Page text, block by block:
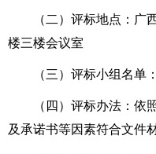
（二）评标地点：广
楼三楼会议室
（三）评标小组名单
（四）评标办法：依
及承诺书等因素符合文件